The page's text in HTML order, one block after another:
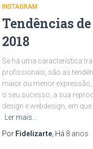
INSTAGRAM
Tendências
2018
Se há uma característica
profissionais, são as
maior ou menor
o seu sucesso, a sua
design e webdesign, em
Ler mais…
Por Fidelizarte , Há 8 anos